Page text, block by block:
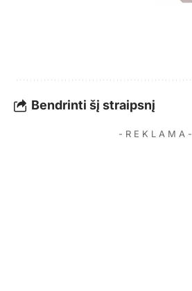
Bendrinti šį straipsnį
- R E K L A M A -